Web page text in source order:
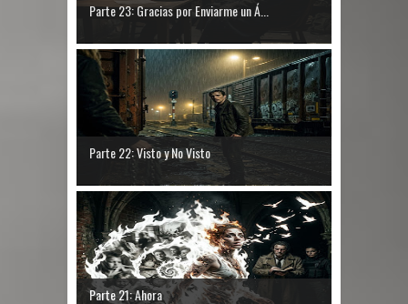
Parte 23: Gracias por Enviarme un Á...
Parte 22: Visto y No Visto
Parte 21: Ahora